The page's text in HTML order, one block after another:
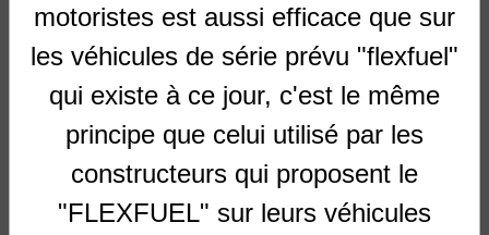
motoristes est aussi efficace que sur
les véhicules de série prévu "flexfuel"
qui existe à ce jour, c'est le même
principe que celui utilisé par les
constructeurs qui proposent le
"FLEXFUEL" sur leurs véhicules